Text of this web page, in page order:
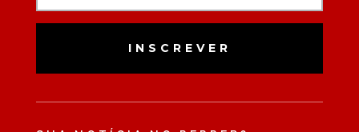
INSCREVER